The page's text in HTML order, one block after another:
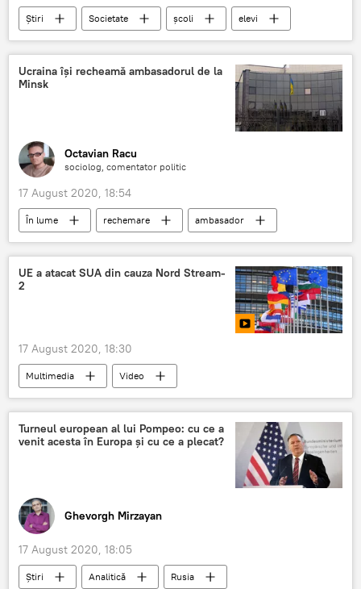
Știri Societate școli
elevi
ore
Ucraina își recheamă ambasadorul de la
Minsk
Octavian Racu
sociolog, comentator politic
17 August 2020, 18:54
În lume rechemare
ambasador
Minsk
Ucraina
UE a atacat SUA din cauza Nord Stream-
2
17 August 2020, 18:30
Multimedia Video
Turneul european al lui Pompeo: cu ce a
venit acesta în Europa și cu ce a plecat?
Ghevorgh Mirzayan
17 August 2020, 18:05
Știri Analitică Rusia